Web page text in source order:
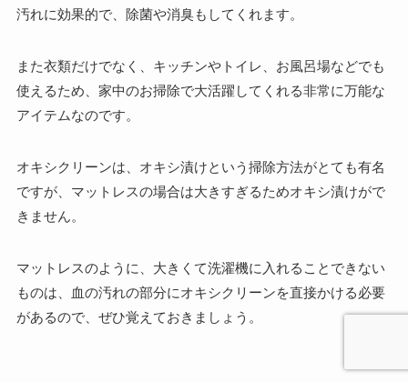
汚れに効果的で、除菌や消臭もしてくれます。
また衣類だけでなく、キッチンやトイレ、お風呂場などでも
使えるため、家中のお掃除で大活躍してくれる非常に万能な
アイテムなのです。
オキシクリーンは、オキシ漬けという掃除方法がとても有名
ですが、マットレスの場合は大きすぎるためオキシ漬けがで
きません。
マットレスのように、大きくて洗濯機に入れることできない
ものは、血の汚れの部分にオキシクリーンを直接かける必要
があるので、ぜひ覚えておきましょう。